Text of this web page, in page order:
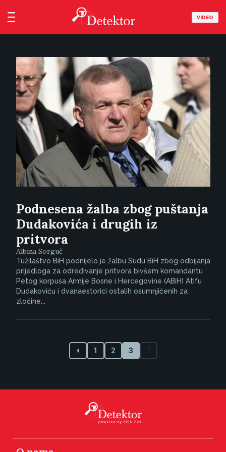
VIDEO
Podnesena žalba zbog puštanja
Dudakovića i drugih iz
pritvora
Albina Sorguč
Tužilaštvo BiH podnijelo je žalbu Sudu BiH zbog odbijanja
prijedloga za određivanje pritvora bivšem komandantu
Petog korpusa Armije Bosne i Hercegovine (ABiH) Atifu
Dudakoviću i dvanaestorici ostalih osumnjičenih za
zločine...
1 2 3